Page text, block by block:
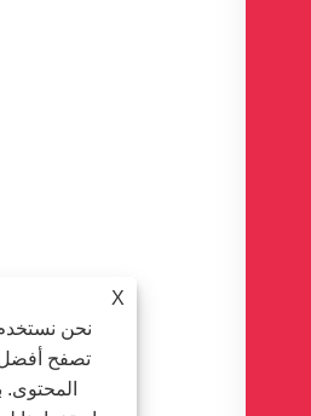
نحن نستخدم ملفات
تصفح أفضل،
المحتوى.